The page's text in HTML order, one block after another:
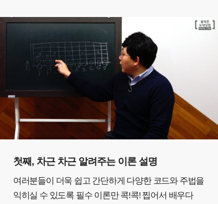
첫째, 차근 차근 알려주는 이론 설명
여러분들이 더욱 쉽고 간단하게 다양한 코드와 주법을
익히실 수 있도록 필수 이론만 콕!콕! 찝어서 배우다